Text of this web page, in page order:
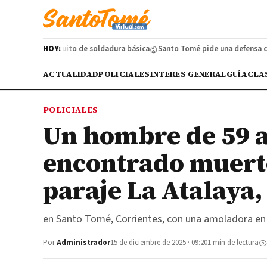
HOY:
a curso gratuito de soldadura básica Santo Tomé pide una defensa
ACTUALIDADPOLICIALESINTERES GENERALGUÍA
POLICIALES
Un hombre de 59
encontrado
paraje La Atalaya,
en Santo Tomé, Corrientes, con una amoladora
PorAdministrador15 de diciembre de 2025 · 09:201 min de lectura